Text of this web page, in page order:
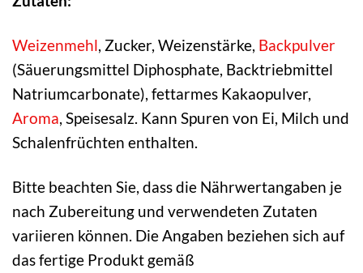
Weizenmehl, Zucker, Weizenstärke, Backpulver
(Säuerungsmittel Diphosphate, Backtriebmittel
Natriumcarbonate), fettarmes Kakaopulver,
Aroma, Speisesalz. Kann Spuren von Ei, Milch und
Schalenfrüchten enthalten.
Bitte beachten Sie, dass die Nährwertangaben je
nach Zubereitung und verwendeten Zutaten
variieren können. Die Angaben beziehen sich auf
das fertige Produkt gemäß